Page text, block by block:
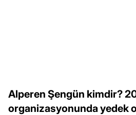
Alperen Şengün kimdir?
organizasyonunda yedek